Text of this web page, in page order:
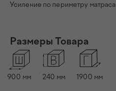
Усиление по периметру матраса
Размеры Товара
900 мм 240 мм 1900 мм